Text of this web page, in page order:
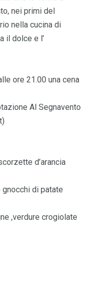
nei primi del
nella cucina di
il dolce e l’
ore 21.00 una cena
Al Segnavento
d’arancia
di patate
,verdure crogiolate